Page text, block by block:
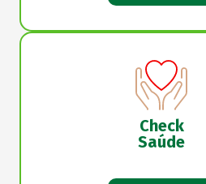
Check
Saúde